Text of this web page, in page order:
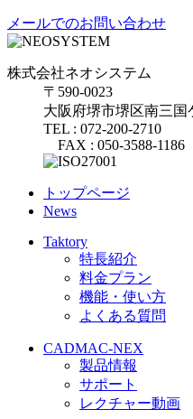
メールでのお問い合わせ
株式会社ネオシステム
〒590-0023
大阪府堺市堺区南三国
TEL : 072-200-2710
FAX : 050-3588-1186
トップページ
News
Taktory
特長紹介
料金プラン
機能・使い方
よくある質問
CADMAC-NEX
製品情報
サポート
レクチャー動画